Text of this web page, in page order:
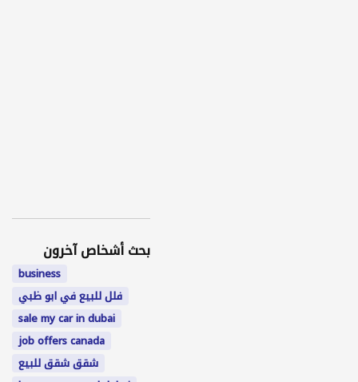
بحث أشخاص آخرون
business
فلل للبيع في ابو ظبي
sale my car in dubai
job offers canada
شقق شقق للبيع